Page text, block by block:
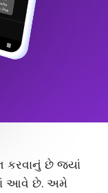
કરવાનું છે જ્યાં
આવે છે. અમે